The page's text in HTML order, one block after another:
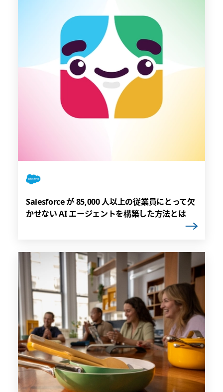
Salesforce が 85,000 人以上の従業員にとって欠
かせない AI エージェントを構築した方法とは